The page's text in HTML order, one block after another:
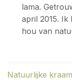
lama.
april 2015. Ik
hou van
Natuurlijke